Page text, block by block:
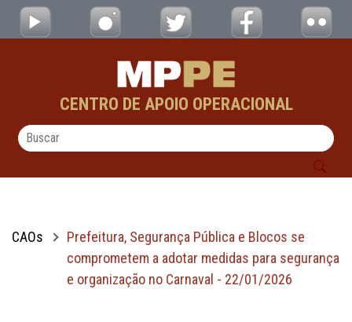
Pular para o Conteúdo principal
Prefeitura, Segurança Pública e Blocos se
CENTRO DE APOIO OPERACIONAL
CAOs
Prefeitura, Segurança Pública e Blocos se
comprometem a adotar medidas para segurança
e organização no Carnaval - 22/01/2026